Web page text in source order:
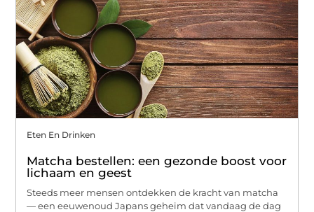
Eten En Drinken
Matcha bestellen: een gezonde boost voor
lichaam en geest
Steeds meer mensen ontdekken de kracht van matcha
— een eeuwenoud Japans geheim dat vandaag de dag